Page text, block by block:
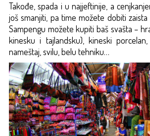
Takođe, spada i u najjeftinije, a
još smanjiti, pa time možete dobiti
Sampengu možete kupiti baš svašta –
kinesku i tajlandsku), kineski
nameštaj, svilu, belu tehniku…